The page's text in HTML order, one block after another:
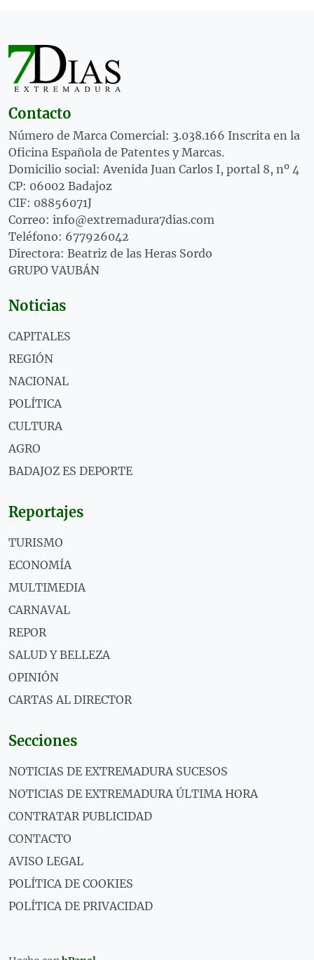
Contacto
Número de Marca Comercial: 3.038.166 Inscrita en la
Oficina Española de Patentes y Marcas.
Domicilio social: Avenida Juan Carlos I, portal 8, nº 4
CP: 06002 Badajoz
CIF: 08856071J
Correo: info@extremadura7dias.com
Teléfono: 677926042
Directora: Beatriz de las Heras Sordo
GRUPO VAUBÁN
Noticias
CAPITALES
REGIÓN
NACIONAL
POLÍTICA
CULTURA
AGRO
BADAJOZ ES DEPORTE
Reportajes
TURISMO
ECONOMÍA
MULTIMEDIA
CARNAVAL
REPOR
SALUD Y BELLEZA
OPINIÓN
CARTAS AL DIRECTOR
Secciones
NOTICIAS DE EXTREMADURA SUCESOS
NOTICIAS DE EXTREMADURA ÚLTIMA HORA
CONTRATAR PUBLICIDAD
CONTACTO
AVISO LEGAL
POLÍTICA DE COOKIES
POLÍTICA DE PRIVACIDAD